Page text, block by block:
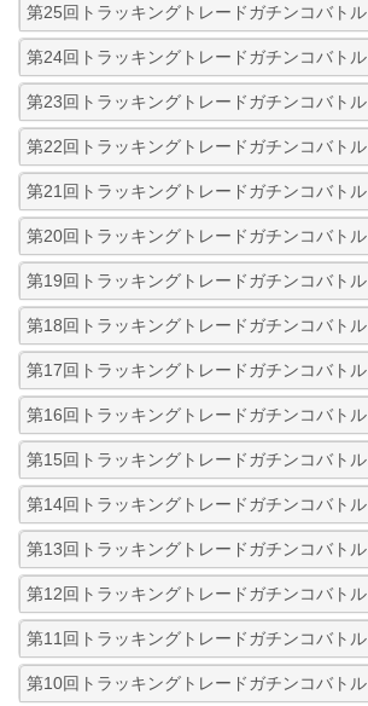
第25回トラッキングトレードガチンコバトル
第24回トラッキングトレードガチンコバトル
第23回トラッキングトレードガチンコバトル
第22回トラッキングトレードガチンコバトル
第21回トラッキングトレードガチンコバトル
第20回トラッキングトレードガチンコバトル
第19回トラッキングトレードガチンコバトル
第18回トラッキングトレードガチンコバトル
第17回トラッキングトレードガチンコバトル
第16回トラッキングトレードガチンコバトル
第15回トラッキングトレードガチンコバトル
第14回トラッキングトレードガチンコバトル
第13回トラッキングトレードガチンコバトル
第12回トラッキングトレードガチンコバトル
第11回トラッキングトレードガチンコバトル
第10回トラッキングトレードガチンコバトル